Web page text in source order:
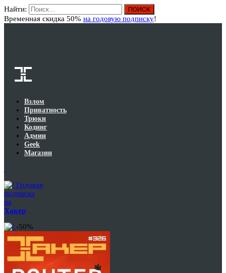
Найти:
Временная скидка 50% на годовую подписку!
Взлом
Приватность
Трюки
Кодинг
Админ
Geek
Магазин
Годовая
подписка
на
Хакер
-50%